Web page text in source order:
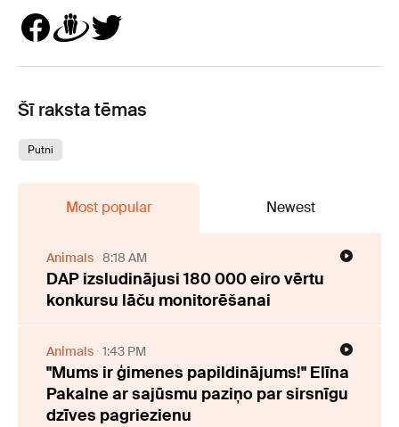
Šī raksta tēmas
Putni
Most popular Newest
Animals 8:18 AM
DAP izsludinājusi 180 000 eiro vērtu
konkursu lāču monitorēšanai
Animals 1:43 PM
"Mums ir ģimenes papildinājums!" Elīna
Pakalne ar sajūsmu paziņo par sirsnīgu
dzīves pagriezienu